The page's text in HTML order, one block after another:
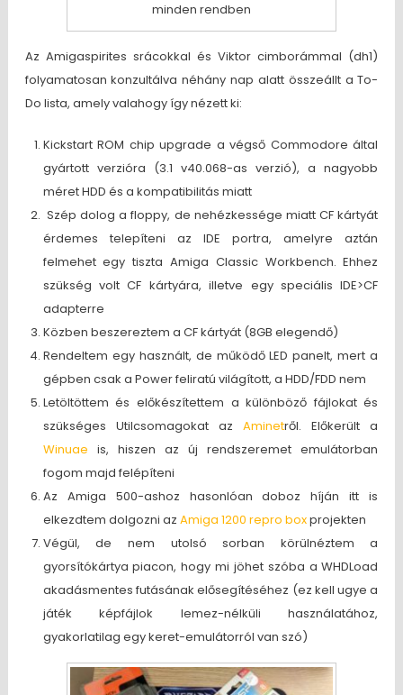
minden rendben
Az Amigaspirites srácokkal és Viktor cimborámmal (dh1)
folyamatosan konzultálva néhány nap alatt összeállt a To-
Do lista, amely valahogy így nézett ki:
Kickstart ROM chip upgrade a végső Commodore által
gyártott verzióra (3.1 v40.068-as verzió), a nagyobb
méret HDD és a kompatibilitás miatt
Szép dolog a floppy, de nehézkessége miatt CF kártyát
érdemes telepíteni az IDE portra, amelyre aztán
felmehet egy tiszta Amiga Classic Workbench. Ehhez
szükség volt CF kártyára, illetve egy speciális IDE>CF
adapterre
Közben beszereztem a CF kártyát (8GB elegendő)
Rendeltem egy használt, de működő LED panelt, mert a
gépben csak a Power feliratú világított, a HDD/FDD nem
Letöltöttem és előkészítettem a különböző fájlokat és
szükséges Utilcsomagokat azAminetről. Előkerült a
Winuae is, hiszen az új rendszeremet emulátorban
fogom majd felépíteni
Az Amiga 500-ashoz hasonlóan doboz híján itt is
elkezdtem dolgozni az Amiga 1200 repro boxprojekten
Végül, de nem utolsó sorban körülnéztem a
gyorsítókártya piacon, hogy mi jöhet szóba a WHDLoad
akadásmentes futásának elősegítéséhez (ez kell ugye a
játék képfájlok lemez-nélküli használatához,
gyakorlatilag egy keret-emulátorról van szó)